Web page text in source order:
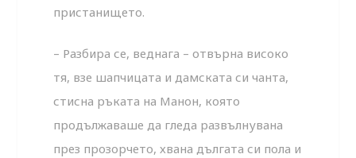
пристанището.
– Разбира се, веднага – отвърна високо
тя, взе шапчицата и дамската си чанта,
стисна ръката на Манон, която
продължаваше да гледа развълнувана
през прозорчето, хвана дългата си пола и